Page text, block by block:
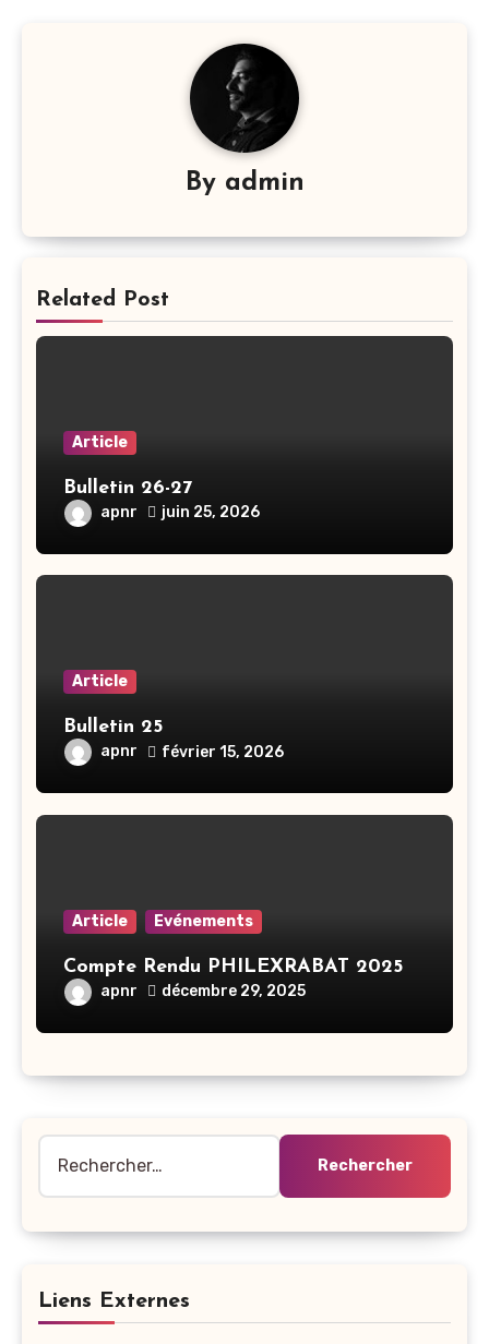
By admin
Related Post
Article
Bulletin 26-27
apnr juin 25, 2026
Article
Bulletin 25
apnr février 15, 2026
Article Evénements
Compte Rendu PHILEXRABAT 2025
apnr décembre 29, 2025
Liens Externes